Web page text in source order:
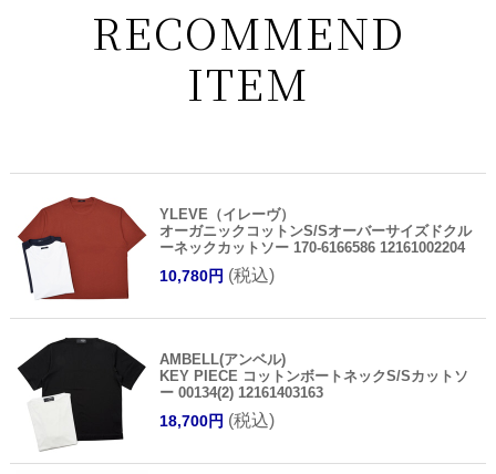
RECOMMEND
ITEM
YLEVE（イレーヴ）
オーガニックコットンS/Sオーバーサイズドクル
ーネックカットソー 170-6166586 12161002204
10,780円 (税込)
AMBELL(アンベル)
KEY PIECE コットンボートネックS/Sカットソ
ー 00134(2) 12161403163
18,700円 (税込)